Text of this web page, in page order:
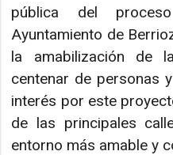
pública del
Ayuntamiento de
la amabilización de
centenar de personas
interés por este
de las principales
entorno más amable y